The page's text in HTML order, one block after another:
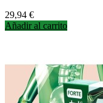
Precio
29,94 €
Añadir al carrito